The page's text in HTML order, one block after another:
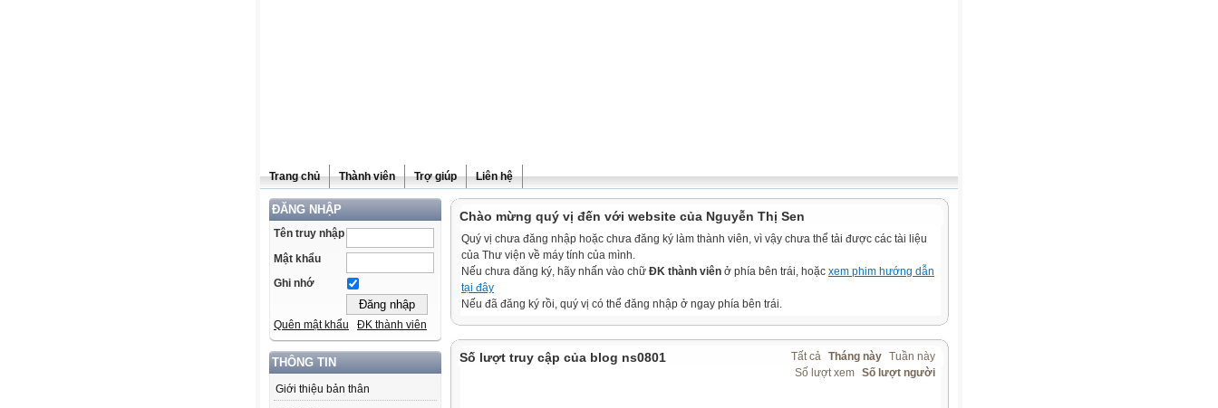
Trang chủ Thành viên Trợ giúp Liên hệ
ĐĂNG NHẬP
Tên truy nhập
Mật khẩu
Ghi nhớ
Quên mật khẩu ĐK thành viên
THÔNG TIN
Giới thiệu bản thân
Chào mừng quý vị đến với website của Nguyễn Thị Sen
Quý vị chưa đăng nhập hoặc chưa đăng ký làm thành viên, vì vậy chưa thể tải được các tài liệu
của Thư viện về máy tính của mình.
Nếu chưa đăng ký, hãy nhấn vào chữ ĐK thành viên ở phía bên trái, hoặc xem phim hướng dẫn
tại đây
Nếu đã đăng ký rồi, quý vị có thể đăng nhập ở ngay phía bên trái.
Tất cả Tháng này Tuần này
Số lượt xem Số lượt người
Số lượt truy cập của blog ns0801